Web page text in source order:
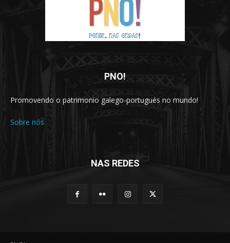
PNO!
Promovendo o patrimonio galego-portugués no mundo!
Sobre nós
NAS REDES